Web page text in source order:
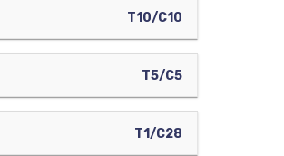
T10/C10
T5/C5
T1/C28